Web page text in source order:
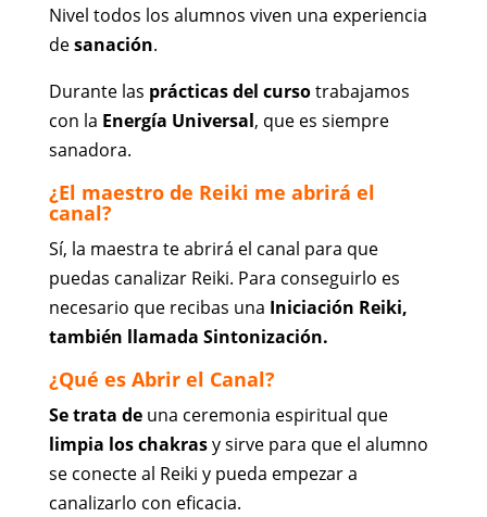
Nivel todos los alumnos viven una experiencia
desanación.
Durante las prácticas del cursotrabajamos
con la Energía Universal, que es siempre
sanadora.
¿El maestro de Reiki me abrirá el
canal?
Sí, la maestra te abrirá el canal para que
puedas canalizar Reiki. Para conseguirlo es
necesario que recibas una Iniciación Reiki,
también llamada Sintonización.
¿Qué es Abrir el Canal?
Se trata deuna ceremonia espiritual que
limpia los chakrasy sirve para que el alumno
se conecte al Reiki y pueda empezar a
canalizarlo con eficacia.